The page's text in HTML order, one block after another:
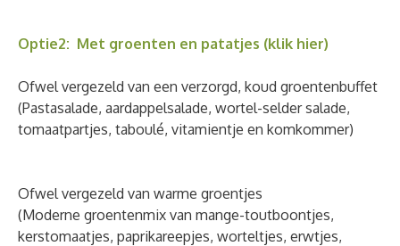
Optie2: Met groenten en patatjes (klik hier)
Ofwel vergezeld van een verzorgd, koud groentenbuffet
(Pastasalade, aardappelsalade, wortel-selder salade,
tomaatpartjes, taboulé, vitamientje en komkommer)
Ofwel vergezeld van warme groentjes
(Moderne groentenmix van mange-toutboontjes,
kerstomaatjes, paprikareepjes, worteltjes, erwtjes,